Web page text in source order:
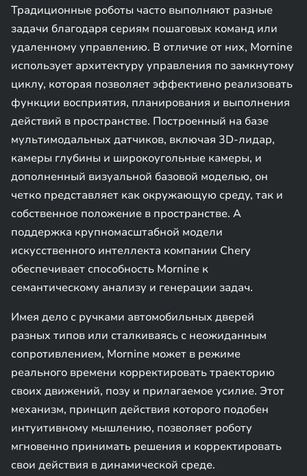
Традиционные роботы часто выполняют разные
задачи благодаря сериям пошаговых команд или
удаленному управлению. В отличие от них, Mornine
использует архитектуру управления по замкнутому
циклу, которая позволяет эффективно реализовать
функции восприятия, планирования и выполнения
действий в пространстве. Построенный на базе
мультимодальных датчиков, включая 3D-лидар,
камеры глубины и широкоугольные камеры, и
дополненный визуальной базовой моделью, он
четко представляет как окружающую среду, так и
собственное положение в пространстве. А
поддержка крупномасштабной модели
искусственного интеллекта компании Chery
обеспечивает способность Mornine к
семантическому анализу и генерации задач.
Имея дело с ручками автомобильных дверей
разных типов или сталкиваясь с неожиданным
сопротивлением, Mornine может в режиме
реального времени корректировать траекторию
своих движений, позу и прилагаемое усилие. Этот
механизм, принцип действия которого подобен
интуитивному мышлению, позволяет роботу
мгновенно принимать решения и корректировать
свои действия в динамической среде.